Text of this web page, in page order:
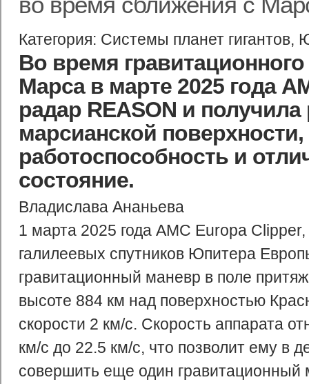
Категория: Системы планет
Во время
Марса в марте 2025 года
радар REASON и
марсианской
работоспособность и
состояние.
Владислава Ананьева
1 марта 2025 года АМС Europa
галилеевых спутников Юпитера
гравитационный маневр в поле
высоте 884 км над поверхностью
скорости 2 км/с. Скорость аппарата
км/с до 22.5 км/с, что позволит ему в
совершить еще один гравитационный